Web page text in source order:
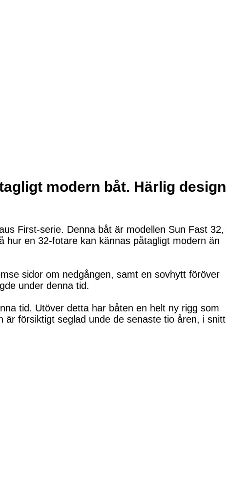
modern båt. Härlig design
First-serie. Denna båt är modellen Sun Fast 32,
en 32-fotare kan kännas påtagligt modern än
sidor om nedgången, samt en sovhytt föröver
under denna tid.
tid. Utöver detta har båten en helt ny rigg som
försiktigt seglad unde de senaste tio åren, i snitt